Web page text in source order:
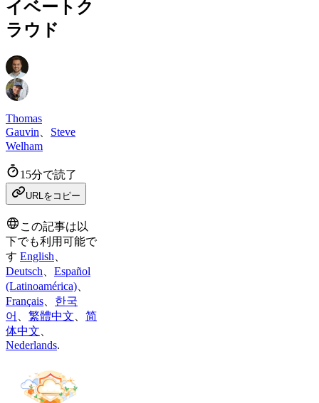
イベートク
ラウド
Thomas
Gauvin
Steve
Welham
15分で読了
URLをコピー
この記事は以
下でも利用可能で
す English
Deutsch
Español
(Latinoamérica)
Français
한국
어
繁體中文
简
体中文
Nederlands.